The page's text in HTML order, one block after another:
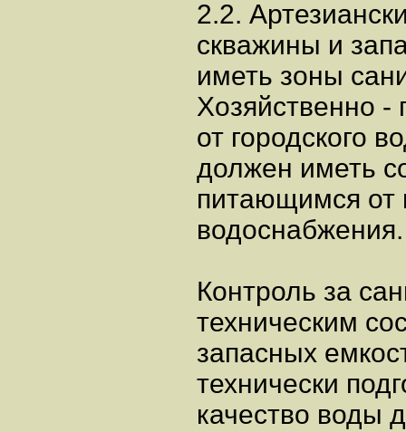
2.2.
скважины и
иметь зоны
Хозяйственно -
от городского
должен иметь
питающимся от
водоснабжения.
Контроль за
техническим
запасных
технически
качество воды